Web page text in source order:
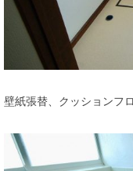
壁紙張替、クッションフ